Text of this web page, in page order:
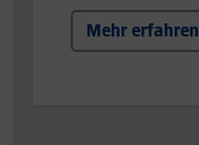
Mehr erfahren